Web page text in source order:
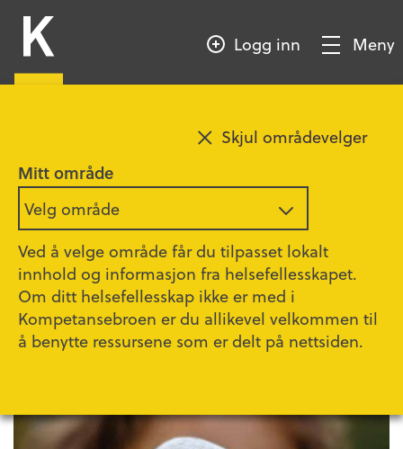
Mitt område
Velg område
Ved å velge område får du tilpasset lokalt
innhold og informasjon fra helsefellesskapet.
Om ditt helsefellesskap ikke er med i
Kompetansebroen er du allikevel velkommen til
å benytte ressursene som er delt på nettsiden.
Skjul områdevelger
HOVEDINNHOLD
KompetansebroenLogg inn
Vis/SkjulMeny
Hefter om sorg
Sorgbehandling poliklinikk, Akershus
universitetssykehus HF
Oppdatert22.01.2019
Informasjonshefter produsert av